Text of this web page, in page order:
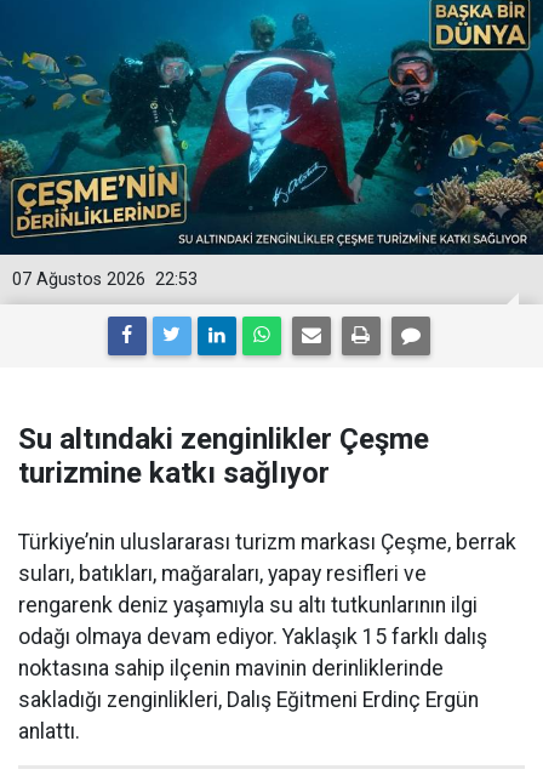
22:53
07 Ağustos 2026
Su altındaki zenginlikler Çeşme
turizmine katkı sağlıyor
Türkiye’nin uluslararası turizm markası Çeşme, berrak
suları, batıkları, mağaraları, yapay resifleri ve
rengarenk deniz yaşamıyla su altı tutkunlarının ilgi
odağı olmaya devam ediyor. Yaklaşık 15 farklı dalış
noktasına sahip ilçenin mavinin derinliklerinde
sakladığı zenginlikleri, Dalış Eğitmeni Erdinç Ergün
anlattı.